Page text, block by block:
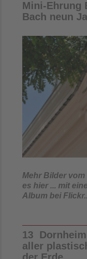
Mini-Ehrung
Bach neun
Mehr Bilder
es hier ... mit
Album bei Flickr..
13
aller